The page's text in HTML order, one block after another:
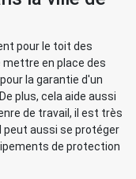
pour le toit des
en place des
la garantie d'un
plus, cela aide aussi
de travail, il est très
aussi se protéger
de protection